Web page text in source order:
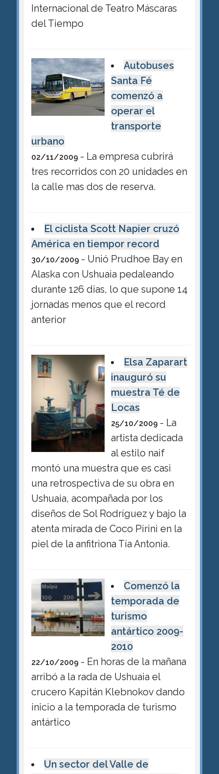
Internacional de Teatro Máscaras
del Tiempo
Autobuses
Santa Fé
comenzó a
operar el
transporte
urbano
02/11/2009 - La empresa cubrirá
tres recorridos con 20 unidades en
la calle mas dos de reserva.
El ciclista Scott Napier cruzó
América en tiempor record
30/10/2009 - Unió Prudhoe Bay en
Alaska con Ushuaia pedaleando
durante 126 dias, lo que supone 14
jornadas menos que el record
anterior
Elsa Zaparart
inauguró su
muestra Té de
Locas
25/10/2009 - La
artista dedicada
al estilo naif
montó una muestra que es casi
una retrospectiva de su obra en
Ushuaia, acompañada por los
diseños de Sol Rodríguez y bajo la
atenta mirada de Coco Pirini en la
piel de la anfitriona Tía Antonia.
Comenzó la
temporada de
turismo
antártico 2009-
2010
22/10/2009 - En horas de la mañana
arribó a la rada de Ushuaia el
crucero Kapitán Klebnokov dando
inicio a la temporada de turismo
antártico
Un sector del Valle de